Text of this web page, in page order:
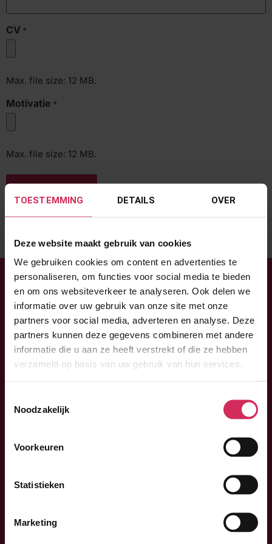
TOESTEMMING DETAILS OVER
Deze website maakt gebruik van cookies
We gebruiken cookies om content en advertenties te
personaliseren, om functies voor social media te bieden
en om ons websiteverkeer te analyseren. Ook delen we
informatie over uw gebruik van onze site met onze
partners voor social media, adverteren en analyse. Deze
partners kunnen deze gegevens combineren met andere
informatie die u aan ze heeft verstrekt of die ze hebben
verzameld op basis van uw gebruik van hun services.
Noodzakelijk
Voorkeuren
Statistieken
Marketing
CV *
Max. file size: 12 MB.
Motivatie *
Max. file size: 12 MB.